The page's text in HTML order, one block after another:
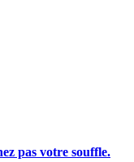
pas votre souffle.